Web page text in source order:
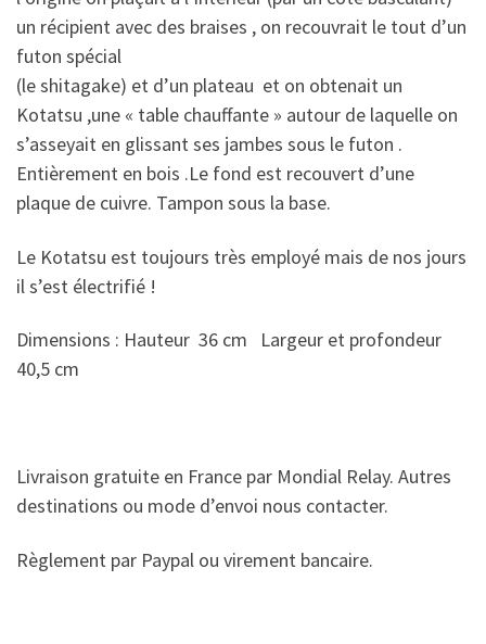
un récipient avec des braises , on recouvrait le tout d’un
futon spécial
(le shitagake) et d’un plateau et on obtenait un
Kotatsu ,une « table chauffante » autour de laquelle on
s’asseyait en glissant ses jambes sous le futon .
Entièrement en bois .Le fond est recouvert d’une
plaque de cuivre. Tampon sous la base.
Le Kotatsu est toujours très employé mais de nos jours
il s’est électrifié !
Dimensions : Hauteur 36 cm Largeur et profondeur
40,5 cm
Livraison gratuite en France par Mondial Relay. Autres
destinations ou mode d’envoi nous contacter.
Règlement par Paypal ou virement bancaire.